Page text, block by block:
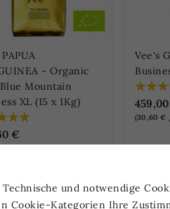
und notwendige
Cookie-Kategorien Ihre
- Organic
Mountain
XL (15 x 1Kg)
€
Vee's
(30,60 €